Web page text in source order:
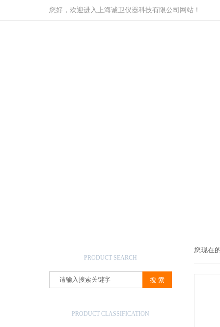
您好，欢迎进入上海诚卫仪器科技有限公司网站！
PRODUCT SEARCH
PRODUCT CLASSIFICATION
您现在